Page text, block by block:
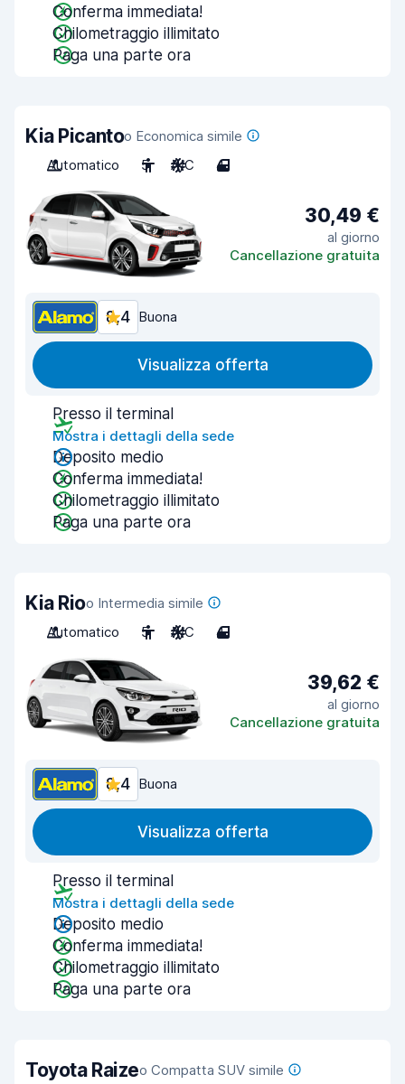
Conferma immediata!
Chilometraggio illimitato
Paga una parte ora
Kia Picantoo Economica simile
Automatico
5 A/C 4
30,49 €
al giorno
Cancellazione gratuita
8,4 Buona
Visualizza offerta
Presso il terminal
Mostra i dettagli della sede
Deposito medio
Conferma immediata!
Chilometraggio illimitato
Paga una parte ora
Kia Rioo Intermedia simile
Automatico
5 A/C 4
39,62 €
al giorno
Cancellazione gratuita
8,4 Buona
Visualizza offerta
Presso il terminal
Mostra i dettagli della sede
Deposito medio
Conferma immediata!
Chilometraggio illimitato
Paga una parte ora
Toyota Raizeo Compatta SUV simile